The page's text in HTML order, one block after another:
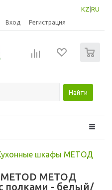
KZ RU
Вход Регистрация
Найти
шкафы МЕТОД
METOD МЕТОД
полками - белый/